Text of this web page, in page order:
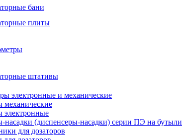
бани
плиты
штативы
электронные и механические
механические
электронные
насадки (диспенсеры-насадки) серии ПЭ на бутыли
для дозаторов